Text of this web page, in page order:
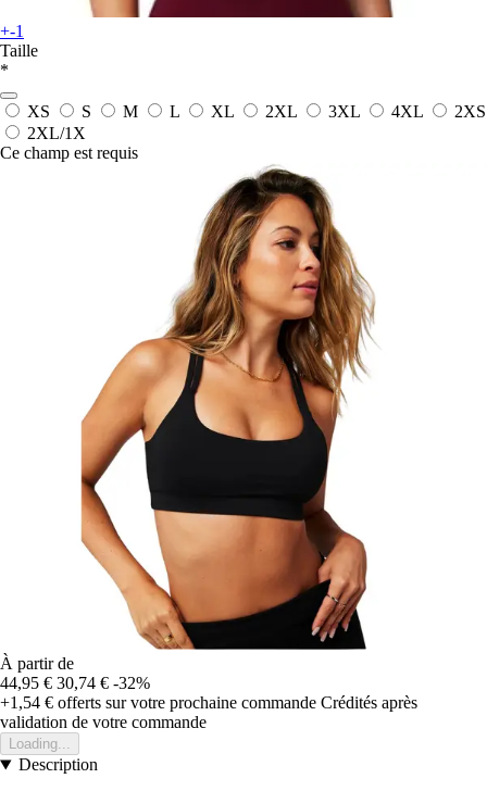
+-1
Taille
*
XS S M L XL 2XL 3XL 4XL
2XS
2XL/1X
Ce champ est requis
À partir de
44,95 € 30,74 € -32%
+1,54 € offerts sur votre prochaine commande Crédités après
validation de votre commande
Loading...
Description